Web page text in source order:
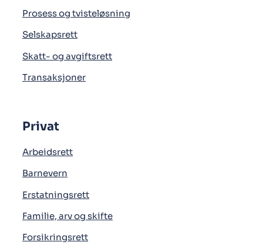
Prosess og tvisteløsning
Selskapsrett
Skatt- og avgiftsrett
Transaksjoner
Privat
Arbeidsrett
Barnevern
Erstatningsrett
Familie, arv og skifte
Forsikringsrett